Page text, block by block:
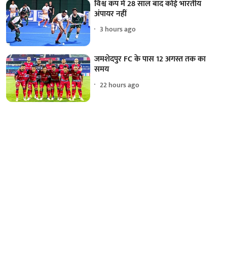
विश्व कप में 28 साल बाद कोई भारतीय
अंपायर नहीं
3 hours ago
जमशेदपुर FC के पास 12 अगस्त तक का
समय
22 hours ago